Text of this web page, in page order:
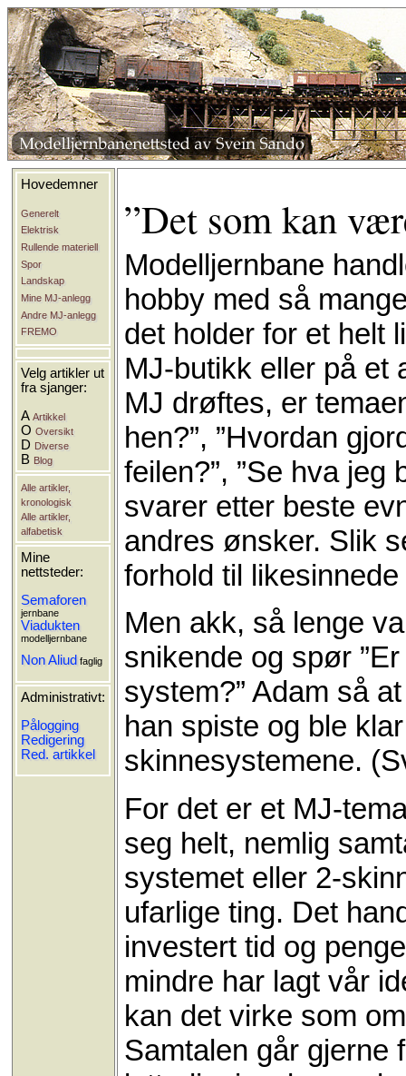
Hovedemner
Generelt
Elektrisk
Rullende materiell
Spor
Landskap
Mine MJ-anlegg
Andre MJ-anlegg
FREMO
Velg artikler ut
fra sjanger:
AArtikkel
OOversikt
D Diverse
B Blog
Alle artikler,
kronologisk
Alle artikler,
alfabetisk
Mine
nettsteder:
Semaforen
jernbane
Viadukten
modelljernbane
Non Aliud faglig
Administrativt:
Pålogging
Redigering
Red. artikkel
”Det som kan
Modelljernbane
hobby med så
det holder for et helt
MJ-butikk eller på et
MJ drøftes, er
hen?”, ”Hvordan
feilen?”, ”Se hva jeg
svarer etter beste
andres ønsker. Slik
forhold til
Men akk, så lenge
snikende og spør
system?” Adam så
han spiste og ble
skinnesystemene.
For det er et MJ-
seg helt, nemlig
systemet eller 2-
ufarlige ting. Det
investert tid og
mindre har lagt vår
kan det virke som
Samtalen går gjerne